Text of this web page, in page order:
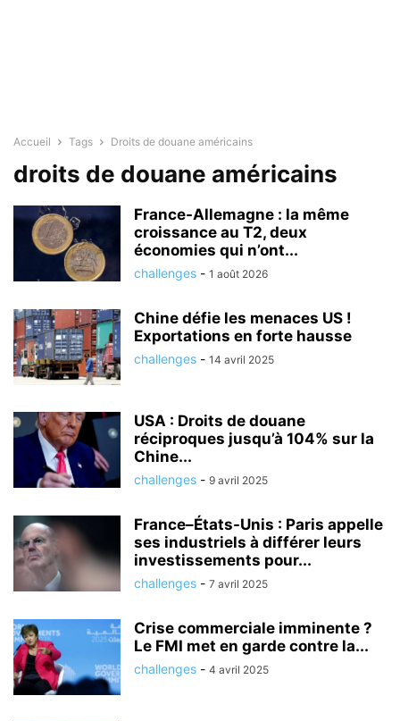
Accueil Tags Droits de douane américains
droits de douane américains
France-Allemagne : la même
croissance au T2, deux
économies qui n’ont...
challenges - 1 août 2026
Chine défie les menaces US !
Exportations en forte hausse
challenges - 14 avril 2025
USA : Droits de douane
réciproques jusqu’à 104% sur la
Chine...
challenges - 9 avril 2025
France–États-Unis : Paris appelle
ses industriels à différer leurs
investissements pour...
challenges - 7 avril 2025
Crise commerciale imminente ?
Le FMI met en garde contre la...
challenges - 4 avril 2025